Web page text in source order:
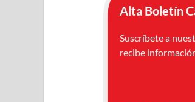
Alta Boletín
Suscríbete a
recibe